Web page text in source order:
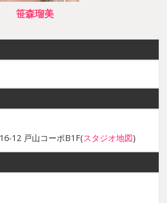
笹森瑠美
12 戸山コーポB1F(スタジオ地図)